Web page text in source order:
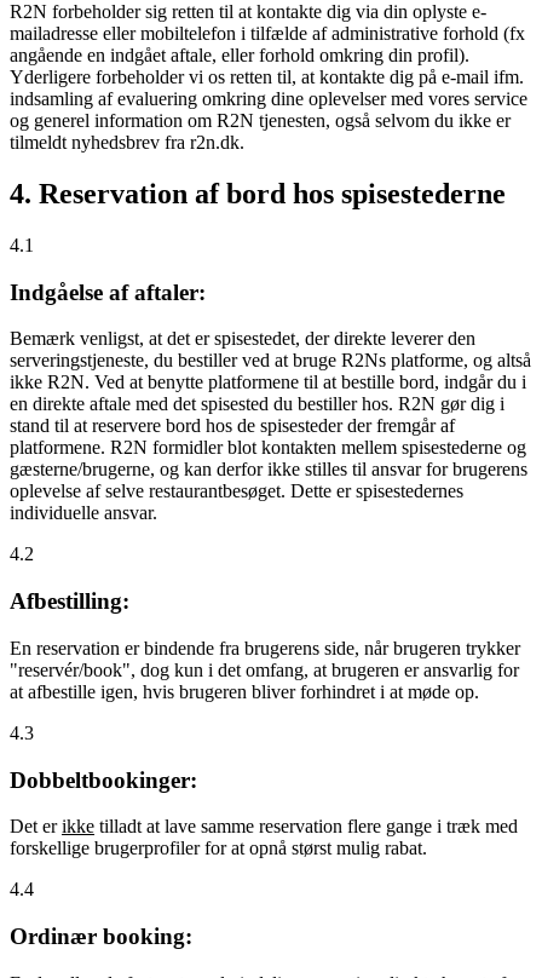
R2N forbeholder sig retten til at kontakte dig via din oplyste e-
mailadresse eller mobiltelefon i tilfælde af administrative forhold (fx
angående en indgået aftale, eller forhold omkring din profil).
Yderligere forbeholder vi os retten til, at kontakte dig på e-mail ifm.
indsamling af evaluering omkring dine oplevelser med vores service
og generel information om R2N tjenesten, også selvom du ikke er
tilmeldt nyhedsbrev fra r2n.dk.
4. Reservation af bord hos spisestederne
4.1
Indgåelse af aftaler:
Bemærk venligst, at det er spisestedet, der direkte leverer den
serveringstjeneste, du bestiller ved at bruge R2Ns platforme, og altså
ikke R2N. Ved at benytte platformene til at bestille bord, indgår du i
en direkte aftale med det spisested du bestiller hos. R2N gør dig i
stand til at reservere bord hos de spisesteder der fremgår af
platformene. R2N formidler blot kontakten mellem spisestederne og
gæsterne/brugerne, og kan derfor ikke stilles til ansvar for brugerens
oplevelse af selve restaurantbesøget. Dette er spisestedernes
individuelle ansvar.
4.2
Afbestilling:
En reservation er bindende fra brugerens side, når brugeren trykker
"reservér/book", dog kun i det omfang, at brugeren er ansvarlig for
at afbestille igen, hvis brugeren bliver forhindret i at møde op.
4.3
Dobbeltbookinger:
Det erikke tilladt at lave samme reservation flere gange i træk med
forskellige brugerprofiler for at opnå størst mulig rabat.
4.4
Ordinær booking: